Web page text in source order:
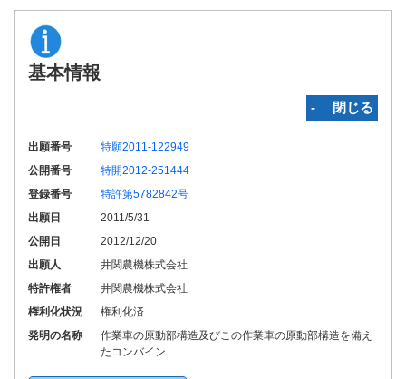
基本情報
‐ 閉じる
出願番号
特願2011-122949
公開番号
特開2012-251444
登録番号
特許第5782842号
出願日
2011/5/31
公開日
2012/12/20
出願人
井関農機株式会社
特許権者
井関農機株式会社
権利化状況
権利化済
発明の名称
作業車の原動部構造及びこの作業車の原動部構造を備え
たコンバイン